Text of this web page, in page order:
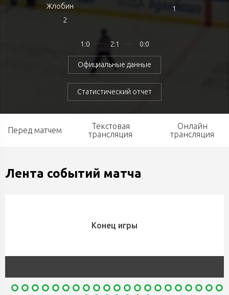
Жлобин
2
1:0 2:1 0:0
Официальные данные
Статистический отчет
1
Перед матчем
Текстовая
трансляция
Онлайн
трансляция
Лента событий матча
Конец игры